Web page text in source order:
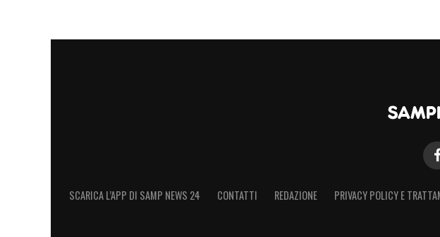
SCARICA L’APP DI SAMP NEWS 24 CONTATTI REDAZIONE PRIVACY POLICY E